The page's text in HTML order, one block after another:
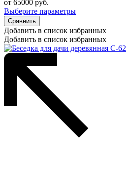
от 65000 руб.
Выберите параметры
Сравнить
Добавить в список избранных
Добавить в список избранных